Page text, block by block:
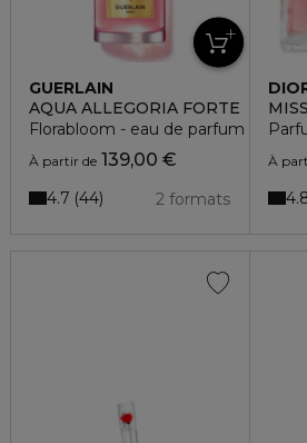
GUERLAIN
AQUA ALLEGORIA FORTE
Florabloom - eau de parfum
À partir de 139,00 €
2 formats
4.7 44
À